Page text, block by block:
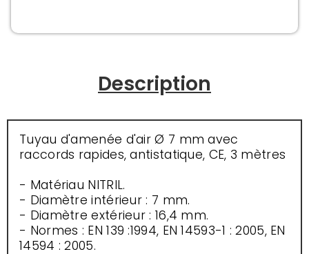
Description
Tuyau d'amenée d'air Ø 7 mm avec
raccords rapides, antistatique, CE, 3 mètres
- Matériau NITRIL.
- Diamètre intérieur : 7 mm.
- Diamètre extérieur : 16,4 mm.
- Normes : EN 139 :1994, EN 14593-1 : 2005, EN
14594 : 2005.